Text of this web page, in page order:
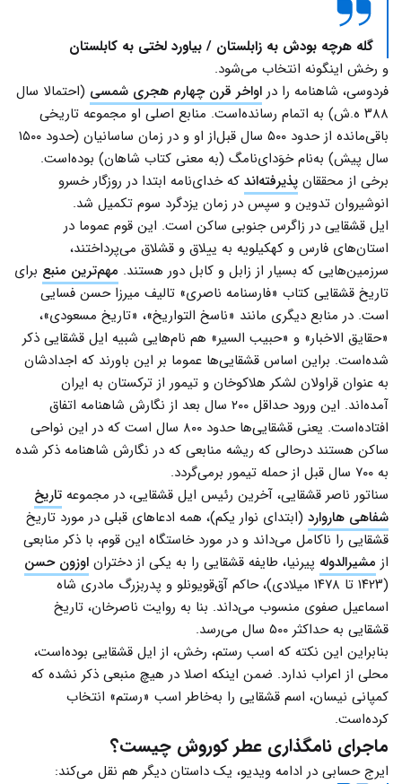
گله هرچه بودش به زابلستان / بیاورد لختی به کابلستان
و رخش اینگونه انتخاب می‌شود.
فردوسی، شاهنامه را در اواخر قرن چهارم هجری شمسی (احتمالا سال
۳۸۸ ه.ش) به اتمام رسانده‌‌است. منابع اصلی او مجموعه تاریخی
باقی‌مانده از حدود ۵۰۰ سال قبل‌از او و در زمان ساسانیان (حدود ۱۵۰۰
سال پیش) به‌نام خوَدای‌نامگ (به معنی کتاب شاهان) بوده‌است.
برخی از محققان پذیرفته‌اند که خدای‌نامه ابتدا در روزگار خسرو
انوشیروان تدوین و سپس در زمان یزدگرد سوم تکمیل شد.
ایل قشقایی در زاگرس جنوبی ساکن است. این قوم عموما در
استان‌های فارس و کهکیلویه به ییلاق و قشلاق می‌پرداختند،
سرزمین‌هایی که بسیار از زابل و کابل دور هستند. مهم‌ترین منبع برای
تاریخ قشقایی کتاب «فارسنامه ناصری» تالیف میرزا حسن فسایی
است. در منابع دیگری مانند «ناسخ التواریخ»، «تاریخ مسعودی»،
«حقایق الاخبار» و «حبیب السیر» هم نام‌هایی شبیه ایل قشقایی ذکر
شده‌است. براین اساس قشقایی‌ها عموما بر این باورند که اجدادشان
به عنوان قراولان لشکر هلاکوخان و تیمور از ترکستان به ایران
آمده‌اند. این ورود حداقل ۲۰۰ سال بعد از نگارش شاهنامه اتفاق
افتاده‌است. یعنی قشقایی‌ها حدود ۸۰۰ سال است که در این نواحی
ساکن هستند درحالی که ریشه منابعی که در نگارش شاهنامه ذکر شده
به ۷۰۰ سال قبل از حمله تیمور برمی‌گردد.
سناتور ناصر قشقایی، آخرین رئیس ایل قشقایی، در مجموعه تاریخ
شفاهی هاروارد (ابتدای نوار یکم)، همه ادعاهای قبلی در مورد تاریخ
قشقایی را ناکامل می‌داند و در مورد خاستگاه این قوم، با ذکر منابعی
از مشیرالدوله پیرنیا، طایفه قشقایی را به یکی از دختران اوزون حسن
(۱۴۲۳ تا ۱۴۷۸ میلادی)، حاکم آق‌قویونلو و پدربزرگ مادری شاه
اسماعیل صفوی منسوب می‌داند. بنا به روایت ناصرخان، تاریخ
قشقایی به حداکثر ۵۰۰ سال می‌رسد.
بنابراین این نکته که اسب رستم، رخش، از ایل قشقایی بوده‌است،
محلی از اعراب ندارد. ضمن اینکه اصلا در هیچ منبعی ذکر نشده که
کمپانی نیسان، اسم قشقایی را به‌خاطر اسب «رستم» انتخاب
کرده‌است.
ماجرای نامگذاری عطر کوروش چیست؟
ایرج حسابی در ادامه ویدیو، یک داستان دیگر هم نقل می‌کند: